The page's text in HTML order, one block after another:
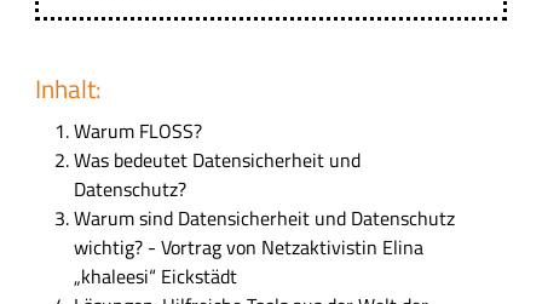
Inhalt:
Warum FLOSS?
Was bedeutet Datensicherheit und
Datenschutz?
Warum sind Datensicherheit und Datenschutz
wichtig? - Vortrag von Netzaktivistin Elina
„khaleesi“ Eickstädt